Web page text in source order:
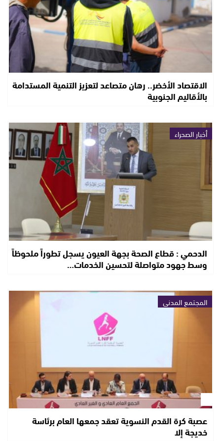
الاقتصاد الأخضر.. رهان متصاعد لتعزيز التنمية المستدامة
بالأقاليم الجنوبية
أخبار الصحراء
الدحمي : قطاع الصحة بجهة العيون يسجل تطوراً ملحوظاً
وسط جهود متواصلة لتحسين الخدمات…
المجتمع المدني
عصبة كرة القدم النسوية تعقد جمعها العام برئاسة
خديجة إلا